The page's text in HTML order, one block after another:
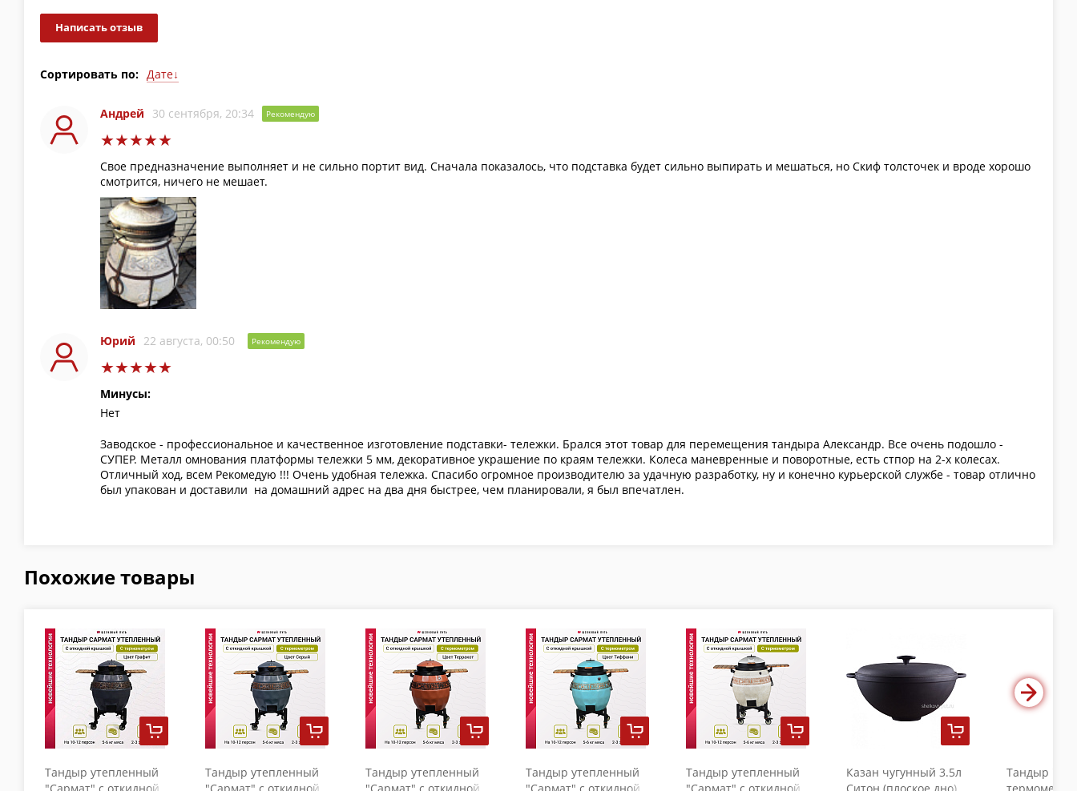
Написать отзыв
Сортировать по: Дате↓
Дате↑
Оценке↑
Андрей 30 сентября, 20:34 Рекомендую
Свое предназначение выполняет и не сильно портит вид. Сначала показалось, что подставка будет сильно выпирать и мешаться, но Скиф толсточек и вроде хорошо
смотрится, ничего не мешает.
Юрий 22 августа, 00:50 Рекомендую
Минусы:
Нет
Заводское - профессиональное и качественное изготовление подставки- тележки. Брался этот товар для перемещения тандыра Александр. Все очень подошло -
СУПЕР. Металл омнования платформы тележки 5 мм, декоративное украшение по краям тележки. Колеса маневренные и поворотные, есть стпор на 2-х колесах.
Отличный ход, всем Рекомедую !!! Очень удобная тележка. Спасибо огромное производителю за удачную разработку, ну и конечно курьерской службе - товар отлично
был упакован и доставили на домашний адрес на два дня быстрее, чем планировали, я был впечатлен.
Похожие товары
Тандыр утепленный
"Сармат" с откидной
Тандыр утепленный
"Сармат" с откидной
Тандыр утепленный
"Сармат" с откидной
Тандыр утепленный
"Сармат" с откидной
Тандыр утепленный
"Сармат" с откидной
Казан чугунный 3.5л
Ситон (плоское дно)
Тандыр